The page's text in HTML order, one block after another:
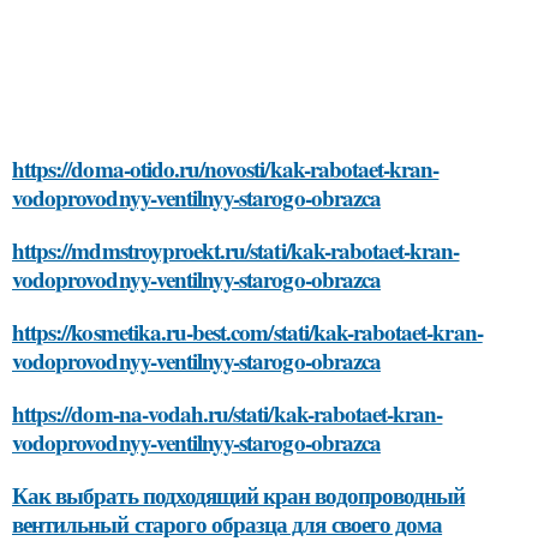
https://doma-otido.ru/novosti/kak-rabotaet-kran-
vodoprovodnyy-ventilnyy-starogo-obrazca
https://mdmstroyproekt.ru/stati/kak-rabotaet-kran-
vodoprovodnyy-ventilnyy-starogo-obrazca
https://kosmetika.ru-best.com/stati/kak-rabotaet-kran-
vodoprovodnyy-ventilnyy-starogo-obrazca
https://dom-na-vodah.ru/stati/kak-rabotaet-kran-
vodoprovodnyy-ventilnyy-starogo-obrazca
Как выбрать подходящий кран водопроводный
вентильный старого образца для своего дома